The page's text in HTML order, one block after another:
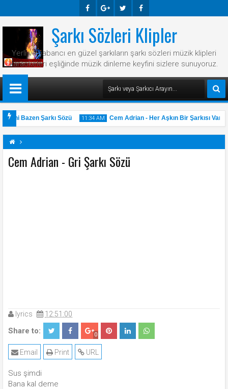
Ook E-
Plus
R Ook
Şarkı Sözleri Klipler
Yerli ve yabancı en güzel şarkıların şarkı sözleri müzik klipleri
karaokeleri eşliğinde müzik dinleme keyfini sizlere sunuyoruz.
Bazen Şarkı Sözü 11:34 AM Cem Adrian - Her Aşkın Bir Şarkısı Var
Cem Adrian - Gri Şarkı Sözü
lyrics 12:51:00
Share to: 0
URL
Print
Email
Sus şimdi
Bana kal deme